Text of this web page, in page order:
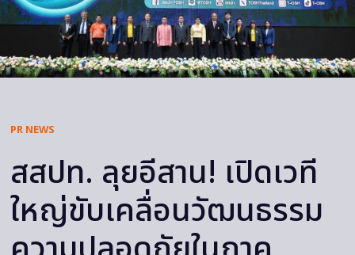
PR NEWS
สสปท. ลุยอีสาน! เปิดเวที
ใหญ่ขับเคลื่อนวัฒนธรรม